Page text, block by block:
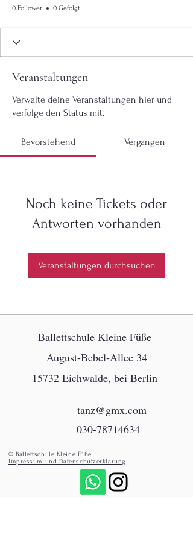
0 Follower 0 Gefolgt
Veranstaltungen
Verwalte deine Veranstaltungen hier und
verfolge den Status mit.
Bevorstehend Vergangen
Noch keine Tickets oder
Antworten vorhanden
Veranstaltungen durchsuchen
Ballettschule Kleine Füße
August-Bebel-Allee 34
15732 Eichwalde, bei Berlin
tanz@gmx.com
030-78714634
© Ballettschule Kleine Füße
Impressum und Datenschutzerklärung